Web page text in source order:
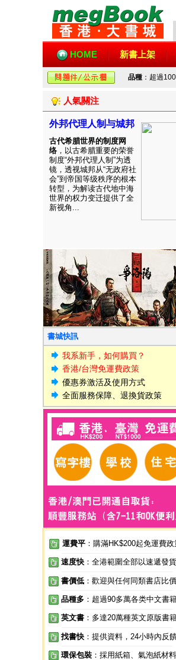
HOME 新書上架
品種 ：超過
人氣關注
外邦代理人制与城邦
古代希腊世界的制度网
络 ，以古希腊重要的荣誉
制度“外邦代理人制”为透
镜，透视城邦从“无政府社
会”到帝国等级秩序的根本
转型，为解读古代地中海
世界的权力变迁提供了全
新视角...
書城快訊
我系新手，如何購買？
香港/台灣免運費政策
優惠券激活及使用方式
全面服務保障、退換貨政策
運費平 ：購滿HK$200起免運費政
速度快 ：全港範圍全部以速遞發貨
書價低 ：歡迎與任何同類書店比價
品種多 ：超過90多萬各类中文書
英文書 ：多達20萬種英文原版書
找書快 ：提供資料，24小時內反
環保包裝 ：採用紙箱、氣泡紙材料